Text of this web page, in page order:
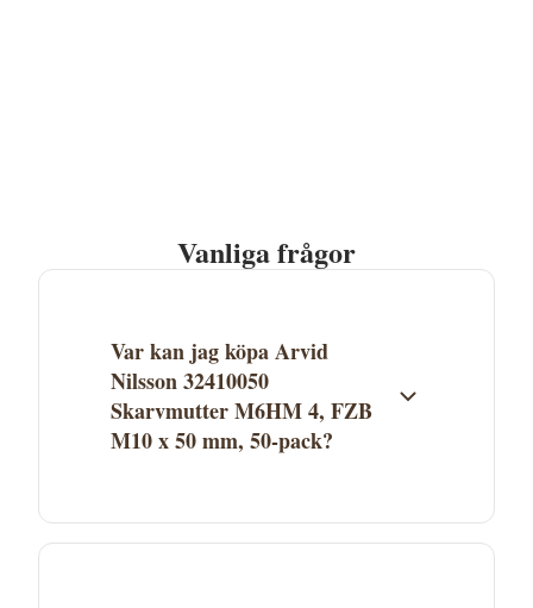
Vanliga frågor
Var kan jag köpa Arvid
Nilsson 32410050
Skarvmutter M6HM 4, FZB
M10 x 50 mm, 50-pack?
M6HM 4, FZB M10 x 50 mm, 50-pack säljs